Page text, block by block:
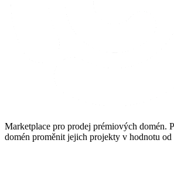
Marketplace pro prodej prémiových domén.
domén proměnit jejich projekty v hodnotu od